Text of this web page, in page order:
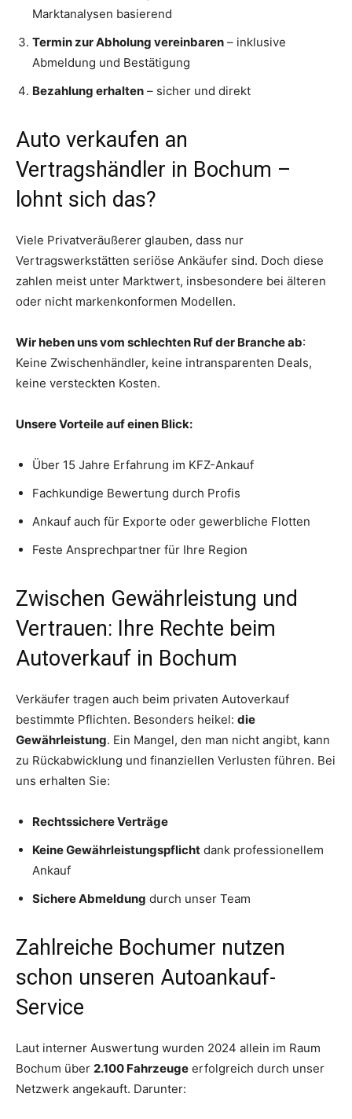
Marktanalysen basierend
Termin zur Abholung vereinbaren – inklusive
Abmeldung und Bestätigung
Bezahlung erhalten – sicher und direkt
Auto verkaufen an
Vertragshändler in Bochum –
lohnt sich das?
Viele Privatveräußerer glauben, dass nur
Vertragswerkstätten seriöse Ankäufer sind. Doch diese
zahlen meist unter Marktwert, insbesondere bei älteren
oder nicht markenkonformen Modellen.
Wir heben uns vom schlechten Ruf der Branche ab:
Keine Zwischenhändler, keine intransparenten Deals,
keine versteckten Kosten.
Unsere Vorteile auf einen Blick:
Über 15 Jahre Erfahrung im KFZ-Ankauf
Fachkundige Bewertung durch Profis
Ankauf auch für Exporte oder gewerbliche Flotten
Feste Ansprechpartner für Ihre Region
Zwischen Gewährleistung und
Vertrauen: Ihre Rechte beim
Autoverkauf in Bochum
Verkäufer tragen auch beim privaten Autoverkauf
bestimmte Pflichten. Besonders heikel: die
Gewährleistung. Ein Mangel, den man nicht angibt, kann
zu Rückabwicklung und finanziellen Verlusten führen. Bei
uns erhalten Sie:
Rechtssichere Verträge
Keine Gewährleistungspflicht dank professionellem
Ankauf
Sichere Abmeldung durch unser Team
Zahlreiche Bochumer nutzen
schon unseren Autoankauf-
Service
Laut interner Auswertung wurden 2024 allein im Raum
Bochum über 2.100 Fahrzeuge erfolgreich durch unser
Netzwerk angekauft. Darunter: